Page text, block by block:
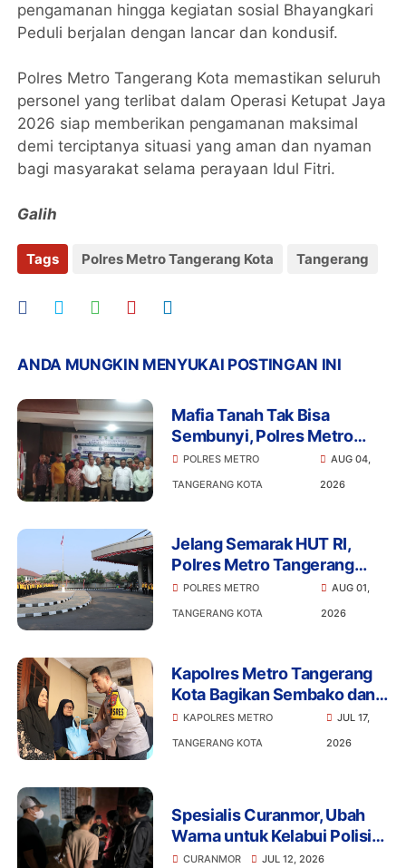
pengamanan hingga kegiatan sosial Bhayangkari
Peduli berjalan dengan lancar dan kondusif.
Polres Metro Tangerang Kota memastikan seluruh
personel yang terlibat dalam Operasi Ketupat Jaya
2026 siap memberikan pengamanan maksimal
demi terciptanya situasi yang aman dan nyaman
bagi masyarakat selama perayaan Idul Fitri.
Galih
Tags Polres Metro Tangerang Kota Tangerang
ANDA MUNGKIN MENYUKAI POSTINGAN INI
Mafia Tanah Tak Bisa
Sembunyi, Polres Metro
Tangerang Kota Edukasi
Warga Pinang Soal Sertifikat
POLRES METRO
TANGERANG KOTA
AUG 04,
2026
Jelang Semarak HUT RI,
Polres Metro Tangerang
Kota Percantik Mako dan
Siap Sukseskan Merdeka
POLRES METRO
TANGERANG KOTA
AUG 01,
2026
Kapolres Metro Tangerang
Kota Bagikan Sembako dan
Ajak Warga Jaga Kamtibmas
KAPOLRES METRO
TANGERANG KOTA
JUL 17,
2026
Spesialis Curanmor, Ubah
Warna untuk Kelabui Polisi
Berhasil Dibekuk Jajaran
CURANMOR JUL 12, 2026